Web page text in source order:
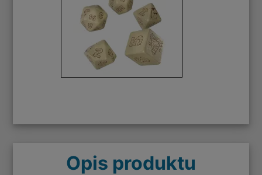
Opis produktu